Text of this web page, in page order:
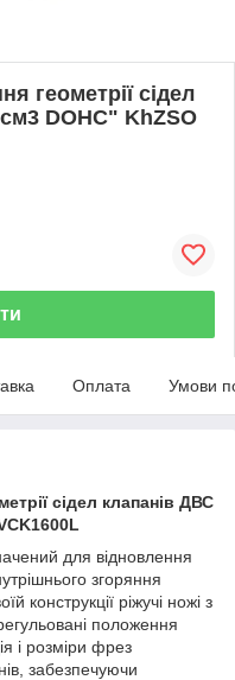
геометрії сідел
DOHC" KhZSO
Оплата Умови
сідел клапанів ДВС
для відновлення
згоряння
конструкції ріжучі ножі з
положення
і розміри фрез
забезпечуючи